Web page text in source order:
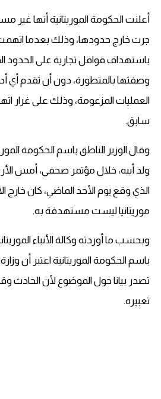
أعلنت الحكومة الموريتانية أنها
جرت خارج حدودها، وذلك بعدما اتهمت
باستهداف قوافل تجارية على الحدود
وصفتها بالمتطورة، دون أن تقدم أي
العمليات المزعومة، وذلك على غرار
سابق.
وقال الوزير الناطق باسم الحكومة
ولد أييه، خلال مؤتمر صحفي، أمس
الذي وقع يوم الأحد الماضي، كان خارج
موريتانيا ليست مستهدفة به.
وبحسب ما أوردته وكالة الأنباء
باسم الحكومة الموريتانية اعتبر أن
تصدر بيانا حول الموضوع لأن الحادث
تعبيره.